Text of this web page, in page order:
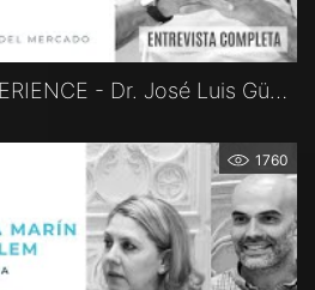
OPTIFLEX TRIO EXPERIENCE - Dr. José Luis Güell, Barcelona, Spanien
1760